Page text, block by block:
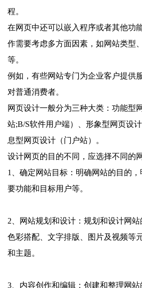
程。
在网页中还可以嵌入程序或者其他功
作需要考虑多方面因素，如网站类型
等。
例如，有些网站专门为企业客户提供
对普通消费者。
网页设计一般分为三种大类：功能型
站;B/S软件用户端）、形象型网页设
息型网页设计（门户站）。
设计网页的目的不同，应选择不同的
1、确定网站目标：明确网站的目的
要功能和目标用户等。
2、网站规划和设计：规划和设计网站
色彩搭配、文字排版、图片及视频等
和主题。
3、内容创作和编辑：创建和整理网站